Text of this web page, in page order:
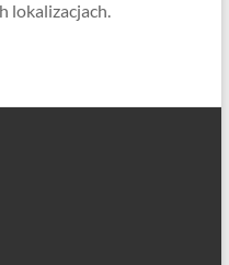
lokalizacjach.